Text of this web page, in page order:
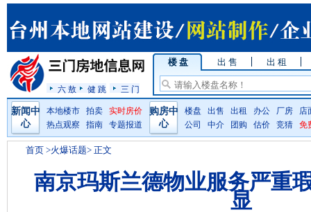
六 敖 健 跳 三 门
楼 盘 出 售 出 租
新闻中
心
本地楼市 拍卖
实时房价
热点观察
指南 专题报道
购房中
心
楼盘 出售 出租 办公 厂房
店
公司
中介 团购 估价 竞猜 免
首页 >火爆话题> 正文
南京玛斯兰德物业服务严重
显